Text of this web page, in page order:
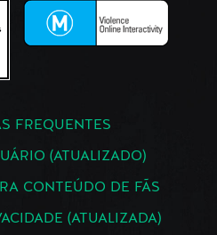
FREQUENTES
(ATUALIZADO)
CONTEÚDO DE FÃS
(ATUALIZADA)